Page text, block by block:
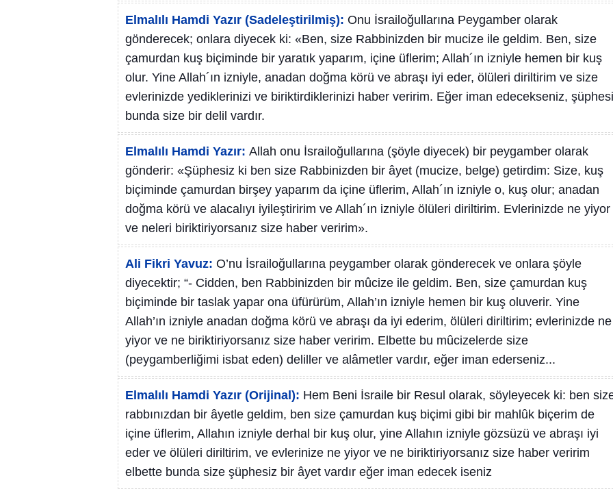
Elmalılı Hamdi Yazır (Sadeleştirilmiş): Onu İsrailoğullarına Peygamber olarak
gönderecek; onlara diyecek ki: «Ben, size Rabbinizden bir mucize ile geldim. Ben, size
çamurdan kuş biçiminde bir yaratık yaparım, içine üflerim; Allah´ın izniyle hemen bir kuş
olur. Yine Allah´ın izniyle, anadan doğma körü ve abraşı iyi eder, ölüleri diriltirim ve size
evlerinizde yediklerinizi ve biriktirdiklerinizi haber veririm. Eğer iman edecekseniz,
bunda size bir delil vardır.
Elmalılı Hamdi Yazır: Allah onu İsrailoğullarına (şöyle diyecek) bir peygamber olarak
gönderir: «Şüphesiz ki ben size Rabbinizden bir âyet (mucize, belge) getirdim: Size, kuş
biçiminde çamurdan birşey yaparım da içine üflerim, Allah´ın izniyle o, kuş olur; anadan
doğma körü ve alacalıyı iyileştiririm ve Allah´ın izniyle ölüleri diriltirim. Evlerinizde ne yiyor
ve neleri biriktiriyorsanız size haber veririm».
Ali Fikri Yavuz: O’nu İsrailoğullarına peygamber olarak gönderecek ve onlara şöyle
diyecektir; “- Cidden, ben Rabbinizden bir mûcize ile geldim. Ben, size çamurdan kuş
biçiminde bir taslak yapar ona üfürürüm, Allah’ın izniyle hemen bir kuş oluverir. Yine
Allah’ın izniyle anadan doğma körü ve abraşı da iyi ederim, ölüleri diriltirim; evlerinizde ne
yiyor ve ne biriktiriyorsanız size haber veririm. Elbette bu mûcizelerde size
(peygamberliğimi isbat eden) deliller ve alâmetler vardır, eğer iman ederseniz...
Elmalılı Hamdi Yazır (Orijinal): Hem Beni İsraile bir Resul olarak, söyleyecek ki: ben
rabbınızdan bir âyetle geldim, ben size çamurdan kuş biçimi gibi bir mahlûk biçerim de
içine üflerim, Allahın izniyle derhal bir kuş olur, yine Allahın izniyle gözsüzü ve abraşı iyi
eder ve ölüleri diriltirim, ve evlerinize ne yiyor ve ne biriktiriyorsanız size haber veririm
elbette bunda size şüphesiz bir âyet vardır eğer iman edecek iseniz